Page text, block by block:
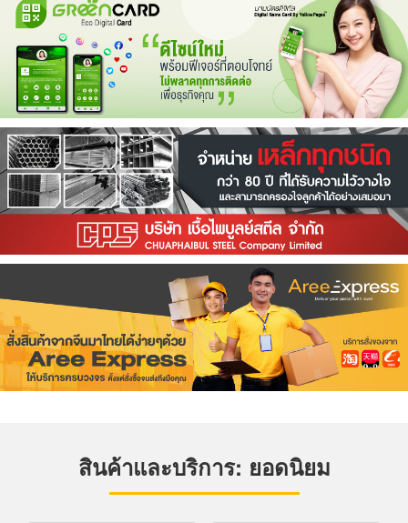
สินค้าและบริการ: ยอดนิยม